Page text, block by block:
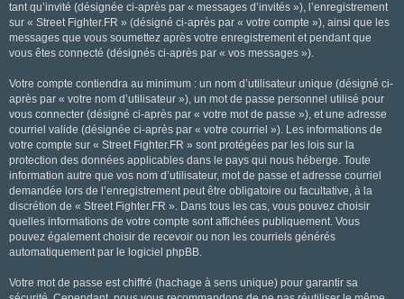
tant qu’invité (désignée ci-après par « messages d’invités »), l’enregistrement
sur « Street Fighter.FR » (désigné ci-après par « votre compte »), ainsi que les
messages que vous soumettez après votre enregistrement et pendant que
vous êtes connecté (désignés ci-après par « vos messages »).
Votre compte contiendra au minimum : un nom d’utilisateur unique (désigné ci-
après par « votre nom d’utilisateur »), un mot de passe personnel utilisé pour
vous connecter (désigné ci-après par « votre mot de passe »), et une adresse
courriel valide (désignée ci-après par « votre courriel »). Les informations de
votre compte sur « Street Fighter.FR » sont protégées par les lois sur la
protection des données applicables dans le pays qui nous héberge. Toute
information autre que vos nom d’utilisateur, mot de passe et adresse courriel
demandée lors de l’enregistrement peut être obligatoire ou facultative, à la
discrétion de « Street Fighter.FR ». Dans tous les cas, vous pouvez choisir
quelles informations de votre compte sont affichées publiquement. Vous
pouvez également choisir de recevoir ou non les courriels générés
automatiquement par le logiciel phpBB.
Votre mot de passe est chiffré (hachage à sens unique) pour garantir sa